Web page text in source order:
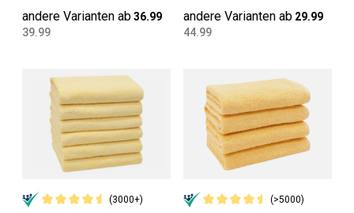
andere Varianten ab 36.99
39.99
andere Varianten ab 29.99
44.99
(3000+) (>5000)